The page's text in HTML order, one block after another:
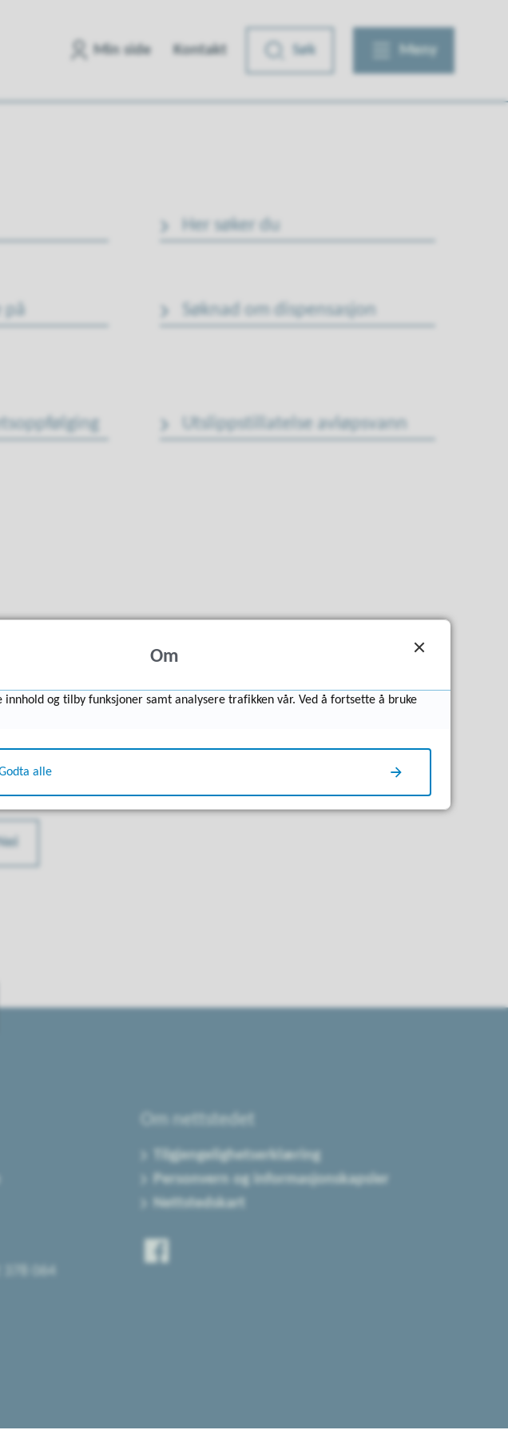
Min side Kontakt Søk Meny
Her søker du
Søknad om dispensasjon
Utslippstillatelse avløpsvann
etter?
064
Om nettstedet
Tilgjengelighetserklæring
Personvern og informasjonskapsler
Nettstedskart
Om
og tilby funksjoner samt analysere trafikken vår. Ved å fortsette å bruke
alle